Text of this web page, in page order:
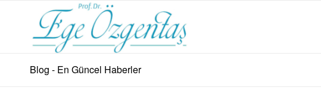
Blog - En Güncel Haberler